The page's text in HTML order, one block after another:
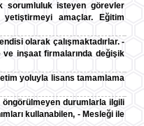
sorumluluk isteyen görevler
amaçlar. Eğitim
olarak çalışmaktadırlar. -
ve inşaat firmalarında değişik
yoluyla lisans tamamlama
öngörülmeyen durumlarla ilgili
kullanabilen, - Mesleği ile